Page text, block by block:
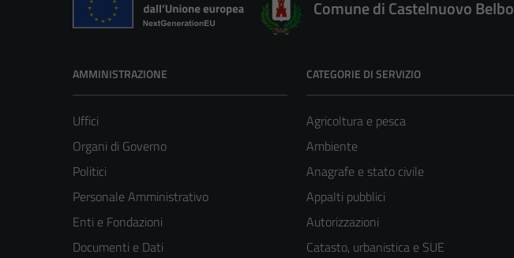
Comune di Castelnuovo Belbo
AMMINISTRAZIONE
Uffici
Organi di Governo
Politici
Personale Amministrativo
Enti e Fondazioni
Documenti e Dati
CATEGORIE DI SERVIZIO
Agricoltura e pesca
Ambiente
Anagrafe e stato civile
Appalti pubblici
Autorizzazioni
Catasto, urbanistica e SUE